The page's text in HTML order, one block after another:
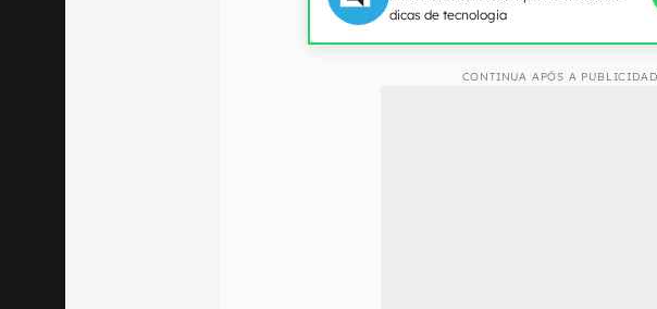
dicas de tecnologia
CONTINUA APÓS A